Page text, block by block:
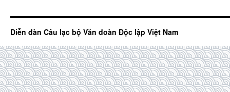
Diễn đàn Câu lạc bộ Văn đoàn Độc lập Việt Nam